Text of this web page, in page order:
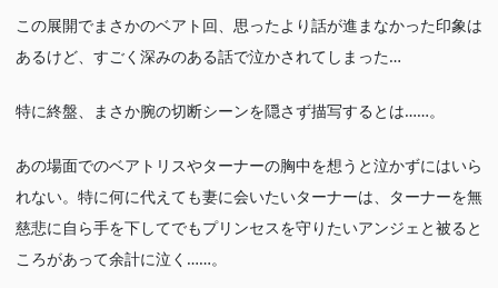
この展開でまさかのベアト回、思ったより話が進まなかった印象は
あるけど、すごく深みのある話で泣かされてしまった…
特に終盤、まさか腕の切断シーンを隠さず描写するとは……。
あの場面でのベアトリスやターナーの胸中を想うと泣かずにはいら
れない。特に何に代えても妻に会いたいターナーは、ターナーを無
慈悲に自ら手を下してでもプリンセスを守りたいアンジェと被ると
ころがあって余計に泣く……。